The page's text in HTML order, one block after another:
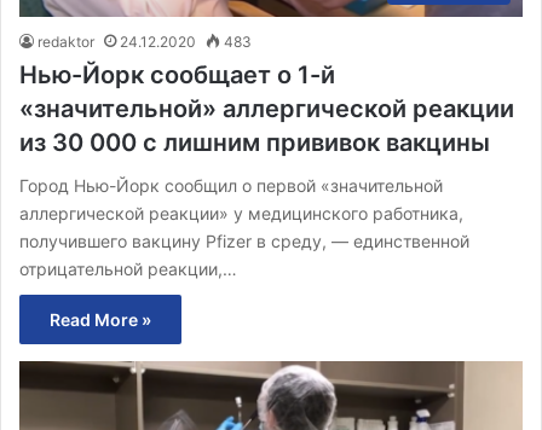
redaktor 24.12.2020 483
Нью-Йорк сообщает о 1-й
«значительной» аллергической реакции
из 30 000 с лишним прививок вакцины
Город Нью-Йорк сообщил о первой «значительной
аллергической реакции» у медицинского работника,
получившего вакцину Pfizer в среду, — единственной
отрицательной реакции,…
Read More »